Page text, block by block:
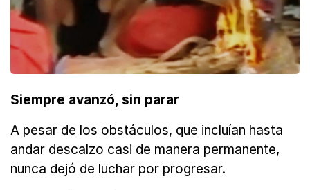
Siempre avanzó, sin parar
A pesar de los obstáculos, que incluían hasta
andar descalzo casi de manera permanente,
nunca dejó de luchar por progresar.